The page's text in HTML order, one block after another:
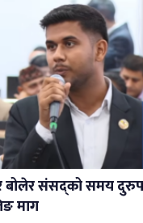
बोलेर संसद्को समय
माग